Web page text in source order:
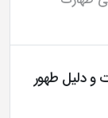
متنوع
و دلیل طهور